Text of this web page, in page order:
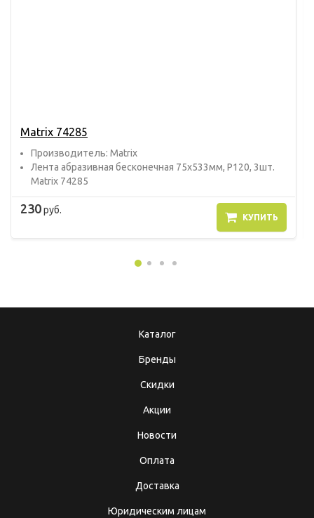
Matrix 74285
Прoизвoдитель: Matrix
Лента абразивная бесконечная 75х533мм, P120, 3шт.
Matrix 74285
230руб.
КУПИТЬ
Каталог
Бренды
Скидки
Акции
Новости
Оплата
Доставка
Юридическим лицам